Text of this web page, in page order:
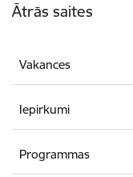
Ātrās saites
Vakances
Iepirkumi
Programmas